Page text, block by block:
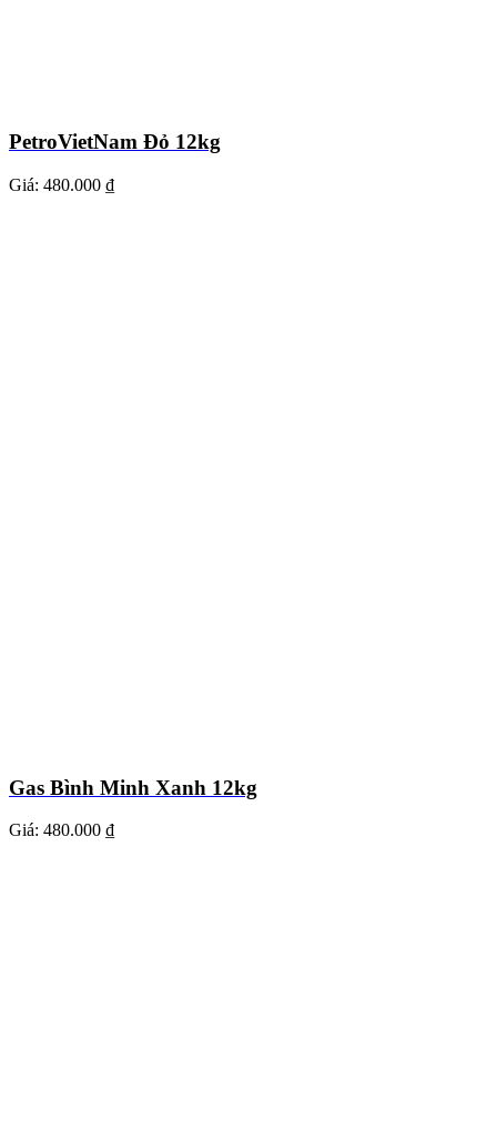
PetroVietNam Đỏ 12kg
Giá: 480.000 ₫
Gas Bình Minh Xanh 12kg
Giá: 480.000 ₫